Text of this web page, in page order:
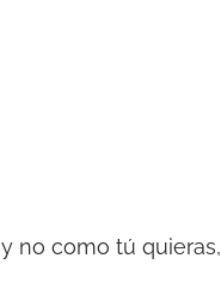
y no como tú quieras,